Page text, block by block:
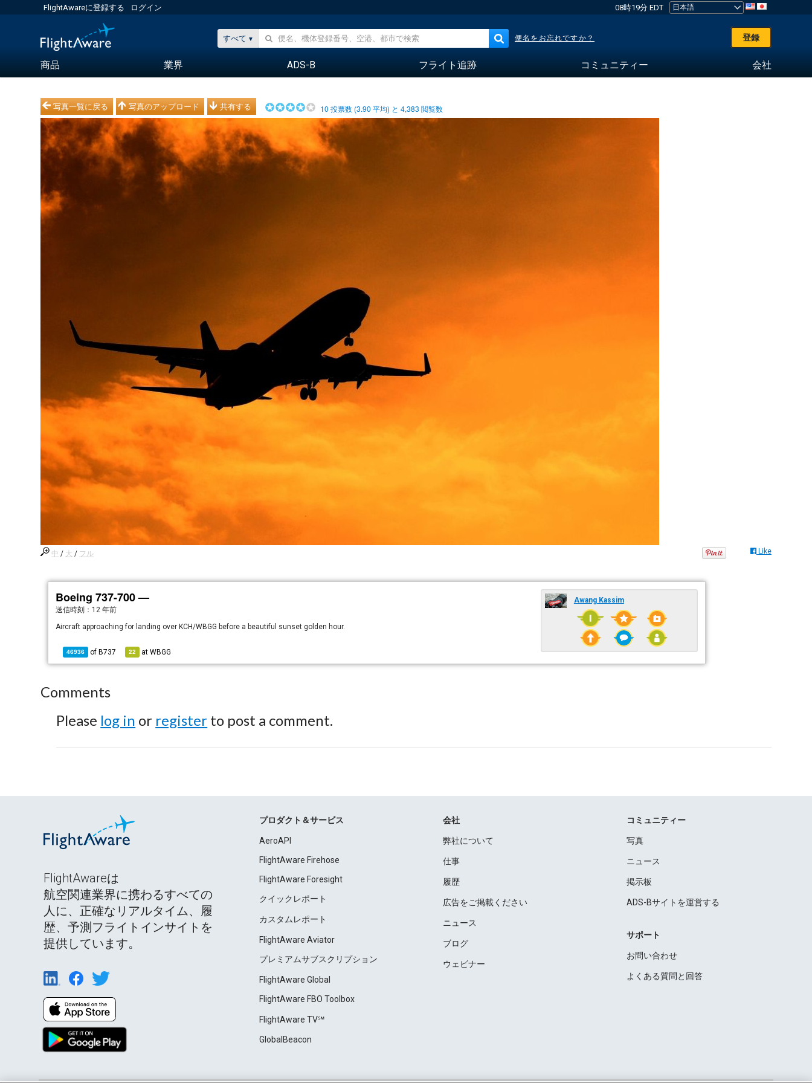
FlightAwareに登録する ログイン 08時19分 EDT
すべて 便名をお忘れですか？ 登録
商品 業界 ADS-B フライト追跡 コミュニティー 会社
写真一覧に戻る 写真のアップロード 共有する 10 投票数 (3.90 平均) と4,383 閲覧数
中 / 大 / フル Like
Boeing 737-700 —
送信時刻： 12 年前
Aircraft approaching for landing over KCH/WBGG before a beautiful sunset golden hour.
46936 of B737 22 atWBGG
Awang Kassim
Comments
Please log in or register to post a comment.
FlightAwareは
航空関連業界に携わるすべての
人に、正確なリアルタイム、履
歴、予測フライトインサイトを
提供しています。
プロダクト＆サービス
AeroAPI
FlightAware Firehose
FlightAware Foresight
クイックレポート
カスタムレポート
FlightAware Aviator
プレミアムサブスクリプション
FlightAware Global
FlightAware FBO Toolbox
FlightAware TV℠
GlobalBeacon
会社
弊社について
仕事
履歴
広告をご掲載ください
ニュース
ブログ
ウェビナー
コミュニティー
写真
ニュース
掲示板
ADS-Bサイトを運営する
サポート
お問い合わせ
よくある質問と回答